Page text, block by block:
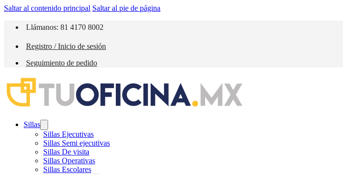
Saltar al contenido principal Saltar al pie de página
Llámanos: 81 4170 8002
Registro / Inicio de sesión
Seguimiento de pedido
Sillas
Sillas Ejecutivas
Sillas Semi ejecutivas
Sillas De visita
Sillas Operativas
Sillas Escolares